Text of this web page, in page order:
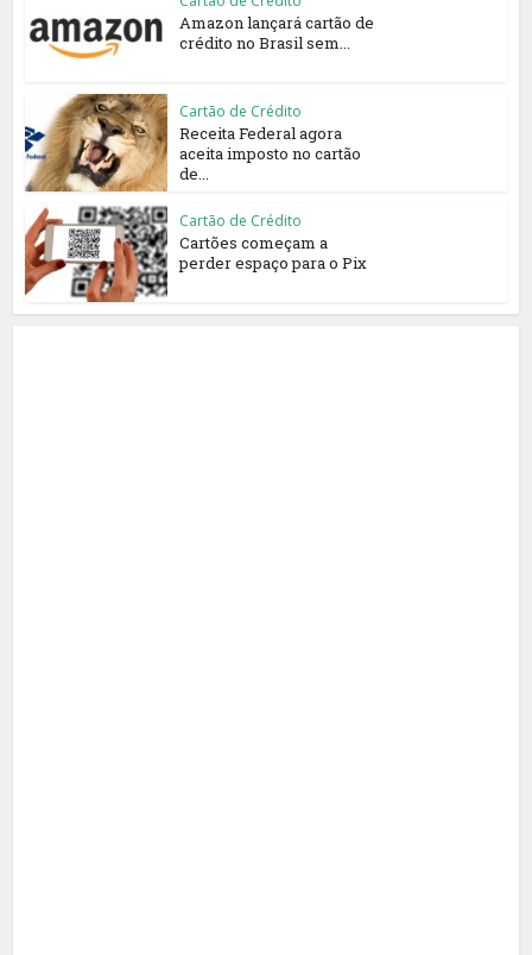
Amazon lançará cartão de
crédito no Brasil sem...
Cartão de Crédito
Receita Federal agora
aceita imposto no cartão
de...
Cartão de Crédito
Cartões começam a
perder espaço para o Pix